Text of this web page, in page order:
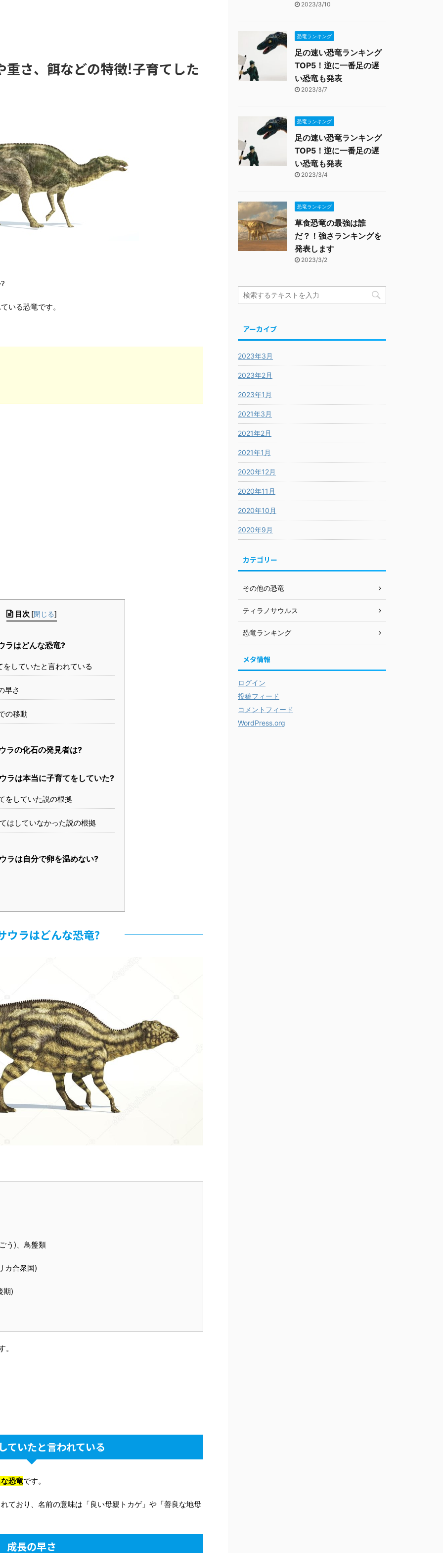
重さ、餌などの特徴!子育てした
いる恐竜です。
目次 [閉じる]
ラはどんな恐竜?
していたと言われている
早さ
の移動
ラの化石の発見者は?
ラは本当に子育てをしていた?
をしていた説の根拠
はしていなかった説の根拠
ラは自分で卵を温めない?
ウラはどんな恐竜?
う)、鳥盤類
カ合衆国)
期)
ていたと言われている
恐竜です。
ており、名前の意味は「良い母親トカゲ」や「善良な地母
成長の早さ
2023/3/10
恐竜ランキング
足の速い恐竜ランキング
TOP5！逆に一番足の遅
い恐竜も発表
2023/3/7
恐竜ランキング
足の速い恐竜ランキング
TOP5！逆に一番足の遅
い恐竜も発表
2023/3/4
恐竜ランキング
草食恐竜の最強は誰
だ？！強さランキングを
発表します
2023/3/2
アーカイブ
2023年3月
2023年2月
2023年1月
2021年3月
2021年2月
2021年1月
2020年12月
2020年11月
2020年10月
2020年9月
カテゴリー
その他の恐竜
ティラノサウルス
恐竜ランキング
メタ情報
ログイン
投稿フィード
コメントフィード
WordPress.org